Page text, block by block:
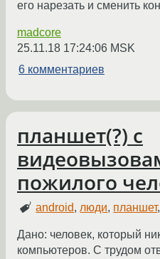
его нарезать и сменить
madcore
25.11.18 17:24:06 MSK
6 комментариев
планшет(?) с
пожилого
android, люди, планшет,
Дано: человек, который
компьютеров. С трудом